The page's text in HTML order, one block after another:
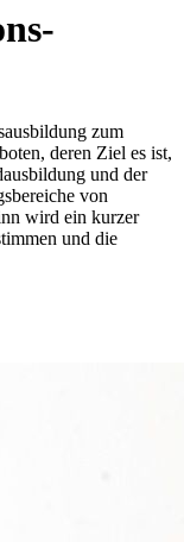
zum
deren Ziel es ist,
und der
von
wird ein kurzer
und die